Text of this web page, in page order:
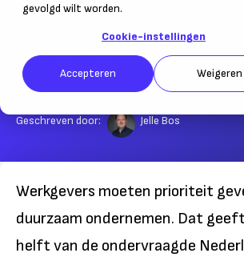
gevolgd wilt worden.
Cookie-instellingen
Accepteren Weigeren
prioriteit
03 april 2023– Leestijd:2min.
Laatst bijgewerkt:
03 april 2023
Geschreven door: Jelle Bos
Werkgevers moeten prioriteit
duurzaam ondernemen. Dat
helft van de ondervraagde